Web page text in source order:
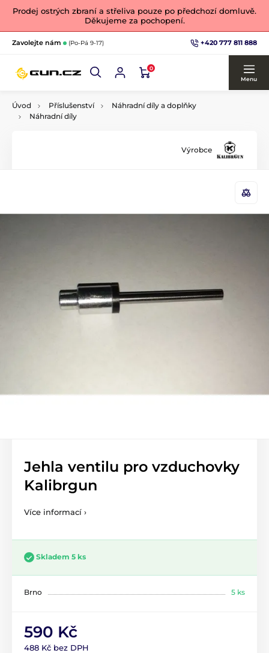
Prodej ostrých zbraní a střeliva pouze po předchozí domluvě.
Děkujeme za pochopení.
Zavolejte nám (Po-Pá 9-17) +420 777 811 888
0
Menu
Úvod Příslušenství
Náhradní díly a doplňky
Náhradní díly
Výrobce
Jehla ventilu pro vzduchovky
Kalibrgun
Více informací ›
Skladem 5 ks
Brno 5 ks
590 Kč
488 Kč bez DPH